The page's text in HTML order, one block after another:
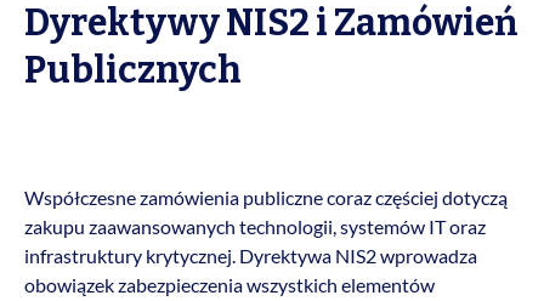
Dyrektywy NIS2 i Zamówień
Publicznych
Współczesne zamówienia publiczne coraz częściej dotyczą
zakupu zaawansowanych technologii, systemów IT oraz
infrastruktury krytycznej. Dyrektywa NIS2 wprowadza
obowiązek zabezpieczenia wszystkich elementów